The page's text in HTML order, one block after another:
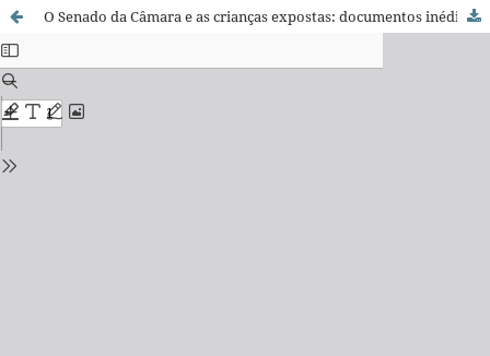
O Senado da Câmara e as crianças expostas: documentos inéditos e considerações sobre Minas Gerais no século XVIII